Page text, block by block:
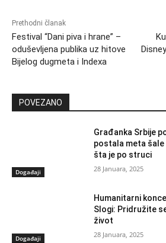
Prethodni članak
Festival “Dani piva i hrane” –
oduševljena publika uz hitove
Bijelog dugmeta i Indexa
POVEZANO
Događaji
Građanka Srbije
postala meta šale
šta je po struci
28 Januara, 2025
Događaji
Humanitarni
Slogi: Pridružite
život
28 Januara, 2025